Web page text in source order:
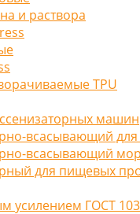
и раствора
TPU
машин
всасывающий
всасывающий
для пищевых
усилением ГОСТ